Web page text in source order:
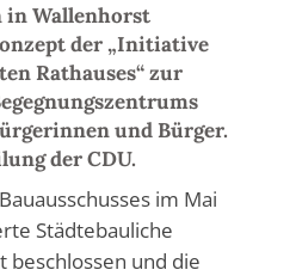
in Wallenhorst
der „Initiative
Rathauses“ zur
und Bürger.
der CDU.
im Mai
Städtebauliche
beschlossen und die